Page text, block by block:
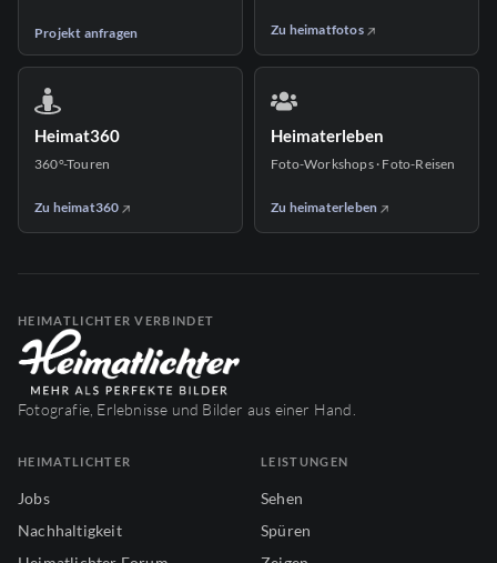
Projekt anfragen Zu heimatfotos
Heimat360
360°-Touren
Zu heimat360
Heimaterleben
Foto-Workshops · Foto-Reisen
Zu heimaterleben
HEIMATLICHTER VERBINDET
Fotografie, Erlebnisse und Bilder aus einer Hand.
HEIMATLICHTER
Jobs
Nachhaltigkeit
LEISTUNGEN
Sehen
Spüren